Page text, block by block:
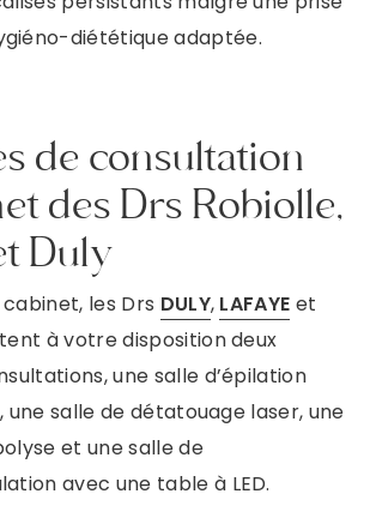
diététique adaptée.
de consultation
des Drs Robiolle,
Duly
les Drs DULY, LAFAYE et
à votre disposition deux
une salle d’épilation
une salle de détatouage laser, une
et une salle de
avec une table à LED.
RENDEZ-VOUS
PRENDRE RENDEZ VOUS
DR LAFAYE
RENDEZ-VOUS